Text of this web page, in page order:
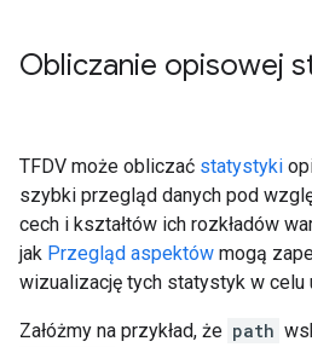
Obliczanie opisowej
TFDV może obliczać statystyki
szybki przegląd danych pod
cech i kształtów ich rozkładów
jak Przegląd aspektów mogą
wizualizację tych statystyk w celu
Załóżmy na przykład, że path